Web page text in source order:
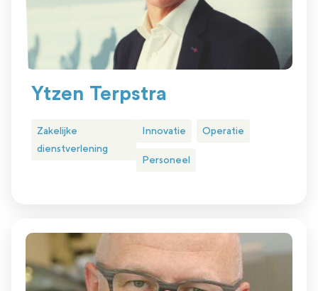
Ytzen Terpstra
Zakelijke
dienstverlening
Innovatie Operatie
Personeel